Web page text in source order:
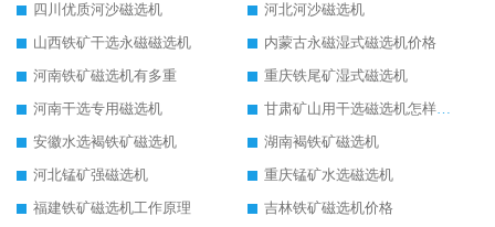
四川优质河沙磁选机
河北河沙磁选机
山西铁矿干选永磁磁选机
内蒙古永磁湿式磁选机价格
河南铁矿磁选机有多重
重庆铁尾矿湿式磁选机
河南干选专用磁选机
甘肃矿山用干选磁选机怎样调磁
安徽水选褐铁矿磁选机
湖南褐铁矿磁选机
河北锰矿强磁选机
重庆锰矿水选磁选机
福建铁矿磁选机工作原理
吉林铁矿磁选机价格